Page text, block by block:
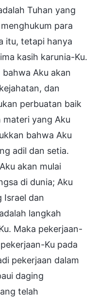
Tuhan yang
para
itu, tetapi hanya
kasih karunia-Ku.
Aku akan
dan
perbuatan baik
materi yang Aku
bahwa Aku
adil dan setia.
akan mulai
di dunia; Aku
Israel dan
langkah
Maka pekerjaan-
Ku pada
pekerjaan dalam
daging
telah